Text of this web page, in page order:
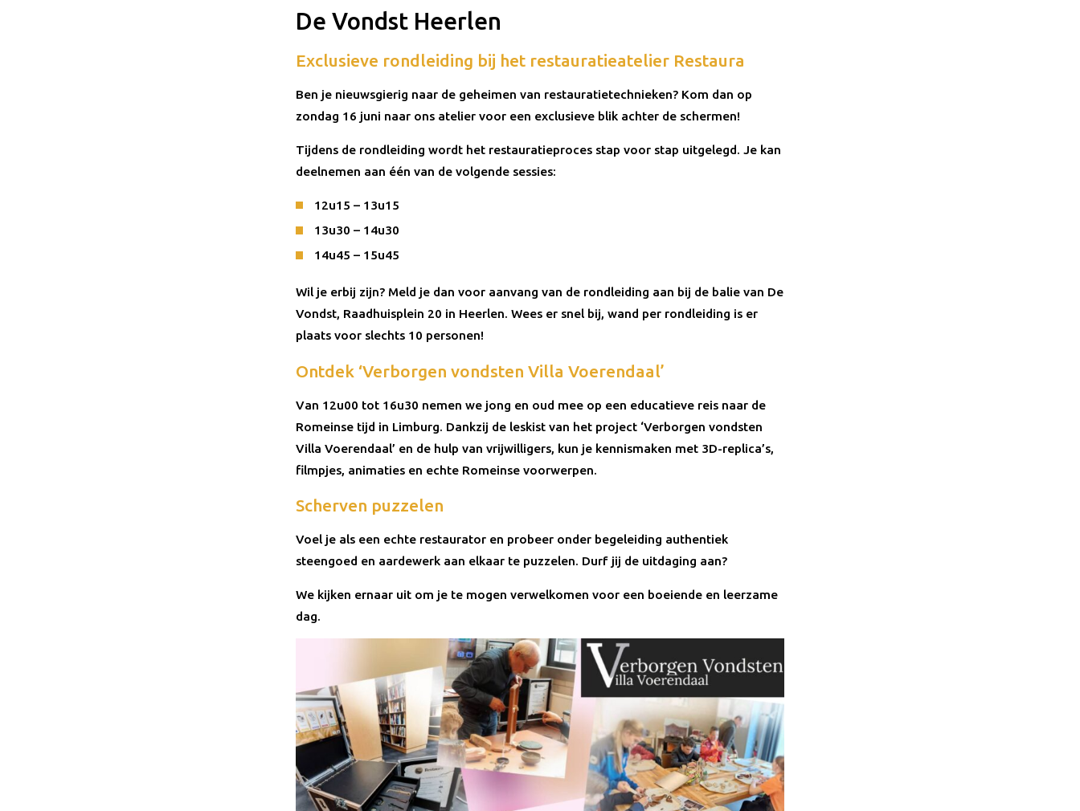
De Vondst Heerlen
Exclusieve rondleiding bij het restauratieatelier Restaura
Ben je nieuwsgierig naar de geheimen van restauratietechnieken? Kom dan op
zondag 16 juni naar ons atelier voor een exclusieve blik achter de schermen!
Tijdens de rondleiding wordt het restauratieproces stap voor stap uitgelegd. Je kan
deelnemen aan één van de volgende sessies:
12u15 – 13u15
13u30 – 14u30
14u45 – 15u45
Wil je erbij zijn? Meld je dan voor aanvang van de rondleiding aan bij de balie van De
Vondst, Raadhuisplein 20 in Heerlen. Wees er snel bij, wand per rondleiding is er
plaats voor slechts 10 personen!
Ontdek ‘Verborgen vondsten Villa Voerendaal’
Van 12u00 tot 16u30 nemen we jong en oud mee op een educatieve reis naar de
Romeinse tijd in Limburg. Dankzij de leskist van het project ‘Verborgen vondsten
Villa Voerendaal’ en de hulp van vrijwilligers, kun je kennismaken met 3D-replica’s,
filmpjes, animaties en echte Romeinse voorwerpen.
Scherven puzzelen
Voel je als een echte restaurator en probeer onder begeleiding authentiek
steengoed en aardewerk aan elkaar te puzzelen. Durf jij de uitdaging aan?
We kijken ernaar uit om je te mogen verwelkomen voor een boeiende en leerzame
dag.